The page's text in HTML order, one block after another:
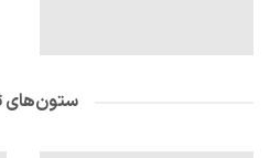
ستون‌های ثابت